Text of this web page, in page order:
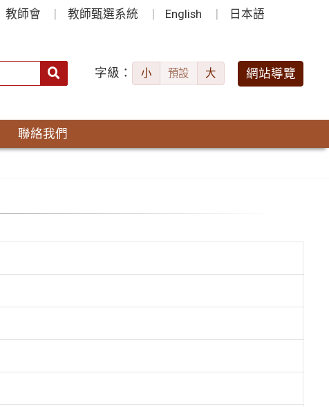
教師會 教師甄選系統 English 日本語
字級： 小 預設 大 網站導覽
聯絡我們